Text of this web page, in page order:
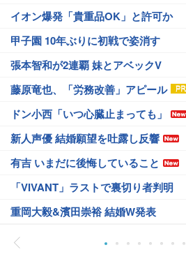
イオン爆発「貴重品OK」と許可か
甲子園 10年ぶりに初戦で姿消す
張本智和が2連覇 妹とアベックV
藤原竜也、「労務改善」アピール
ドン小西「いつ心臓止まっても」
新人声優 結婚願望を吐露し反響
有吉 いまだに後悔していること
「VIVANT」ラストで裏切り者判明
重岡大毅&濱田崇裕 結婚W発表